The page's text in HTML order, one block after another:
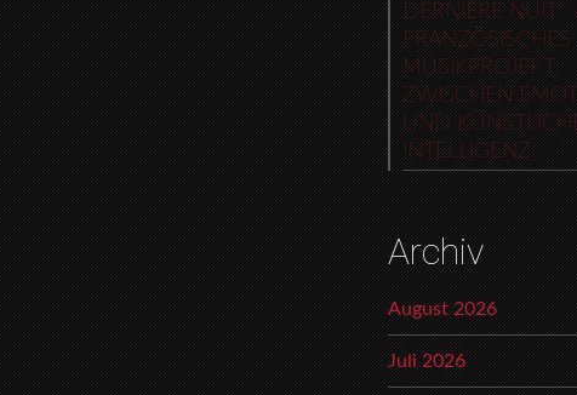
DERNIÈRE NUIT“
FRANZÖSISCHES
MUSIKPROJEKT
ZWISCHEN
UND
INTELLIGENZ
Archiv
August 2026
Juli 2026